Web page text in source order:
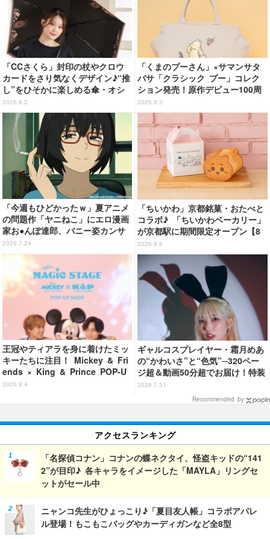
「CCさくら」封印の杖やクロウ
カードをさり気なくデザイン♪“推
し”をひそかに楽しめる傘・オシ
ブレラが登場
2026.8.2
「くまのプーさん」×サマンサタ
バサ「クラシック プー」コレク
ション発売！原作デビュー100周
年記念でハンドバッグや財布など
全6種が登場
2026.8.3
「今週もひどかったｗ」夏アニメ
の問題作「ヤニねこ」にエロ漫画
家お●んぽ達郎、バニー姿カンサ
イねこ登場にゃ！ 第4話の衝撃ラ
ストに「ヤバいをどんどん更新し
てる」【ネタバレあり反応まと
め】
2026.7.24
「ちいかわ」京都銘菓・おたべと
コラボ♪ 「ちいかわベーカリー」
が京都駅に期間限定オープン【8
月13日～】
2026.8.6
王冠やティアラを身に着けたミッ
キーたちに注目！ Mickey & Fri
ends × King & Prince POP-U
P SHOP「MAGIC STAGE」に新
2026.8.4
ギャルコスプレイヤー・霜月めあ
の“かわいさ”と“色気”─320ペー
ジ超＆動画50分超でお届け！特装
合本版のデジタル写真集が登場
2026.7.31
Recommended by
アクセスランキング
「名探偵コナン」コナンの蝶ネクタイ、怪盗キッドの“141
2”が目印♪ 各キャラをイメージした「MAYLA」リングセ
ットがセール中
ニャンコ先生がひょっこり♪「夏目友人帳」コラボアパレ
ル登場！もこもこバッグやカーディガンなど全8型